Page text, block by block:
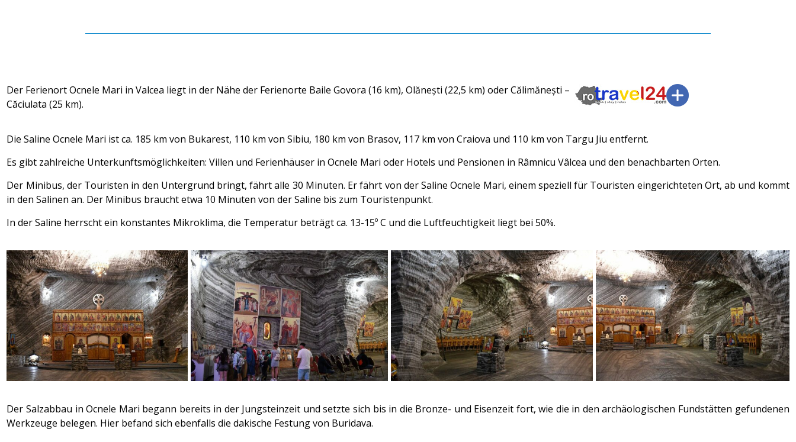
Der Ferienort Ocnele Mari in Valcea liegt in der Nähe der Ferienorte Baile Govora (16 km), Olănești (22,5 km) oder Călimănești –
Căciulata (25 km).
Die Saline Ocnele Mari ist ca. 185 km von Bukarest, 110 km von Sibiu, 180 km von Brasov, 117 km von Craiova und 110 km von Targu Jiu entfernt.
Es gibt zahlreiche Unterkunftsmöglichkeiten: Villen und Ferienhäuser in Ocnele Mari oder Hotels und Pensionen in Râmnicu Vâlcea und den benachbarten Orten.
Der Minibus, der Touristen in den Untergrund bringt, fährt alle 30 Minuten. Er fährt von der Saline Ocnele Mari, einem speziell für Touristen eingerichteten Ort, ab und kommt
in den Salinen an. Der Minibus braucht etwa 10 Minuten von der Saline bis zum Touristenpunkt.
In der Saline herrscht ein konstantes Mikroklima, die Temperatur beträgt ca. 13-15º C und die Luftfeuchtigkeit liegt bei 50%.
Der Salzabbau in Ocnele Mari begann bereits in der Jungsteinzeit und setzte sich bis in die Bronze- und Eisenzeit fort, wie die in den archäologischen Fundstätten gefundenen
Werkzeuge belegen. Hier befand sich ebenfalls die dakische Festung von Buridava.